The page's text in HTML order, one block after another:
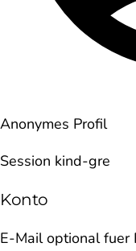
Anonymes Profil
Session kind-gre
Konto
E-Mail optional fuer